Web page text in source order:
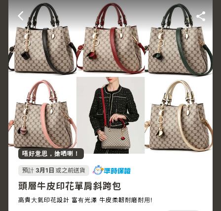
唔好意思，搶哂喇！
預計 3月1日 或之前送貨
頭層牛皮印花單肩斜跨包
高貴大氣印花設計 富有光澤 牛皮柔韌耐磨耐用!